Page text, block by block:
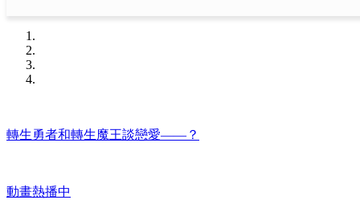
轉生勇者和轉生魔王談戀愛——？
動畫熱播中